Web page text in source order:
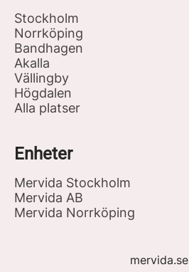
Stockholm
Norrköping
Bandhagen
Akalla
Vällingby
Högdalen
Alla platser
Enheter
Mervida Stockholm
Mervida AB
Mervida Norrköping
mervida.se